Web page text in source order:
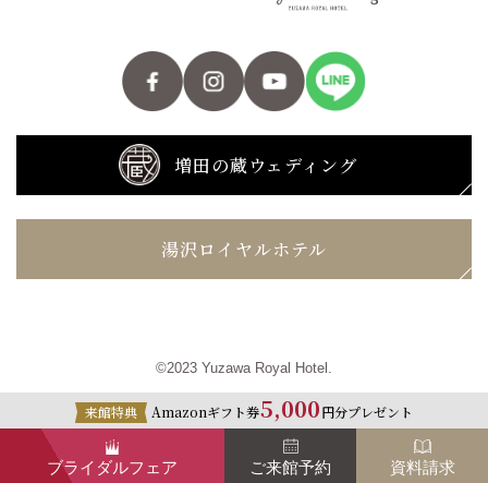
増田の蔵ウェディング
湯沢ロイヤルホテル
©2023 Yuzawa Royal Hotel.
来館特典 Amazonギフト券5,000円分プレゼント
ブライダルフェア ご来館予約 資料請求